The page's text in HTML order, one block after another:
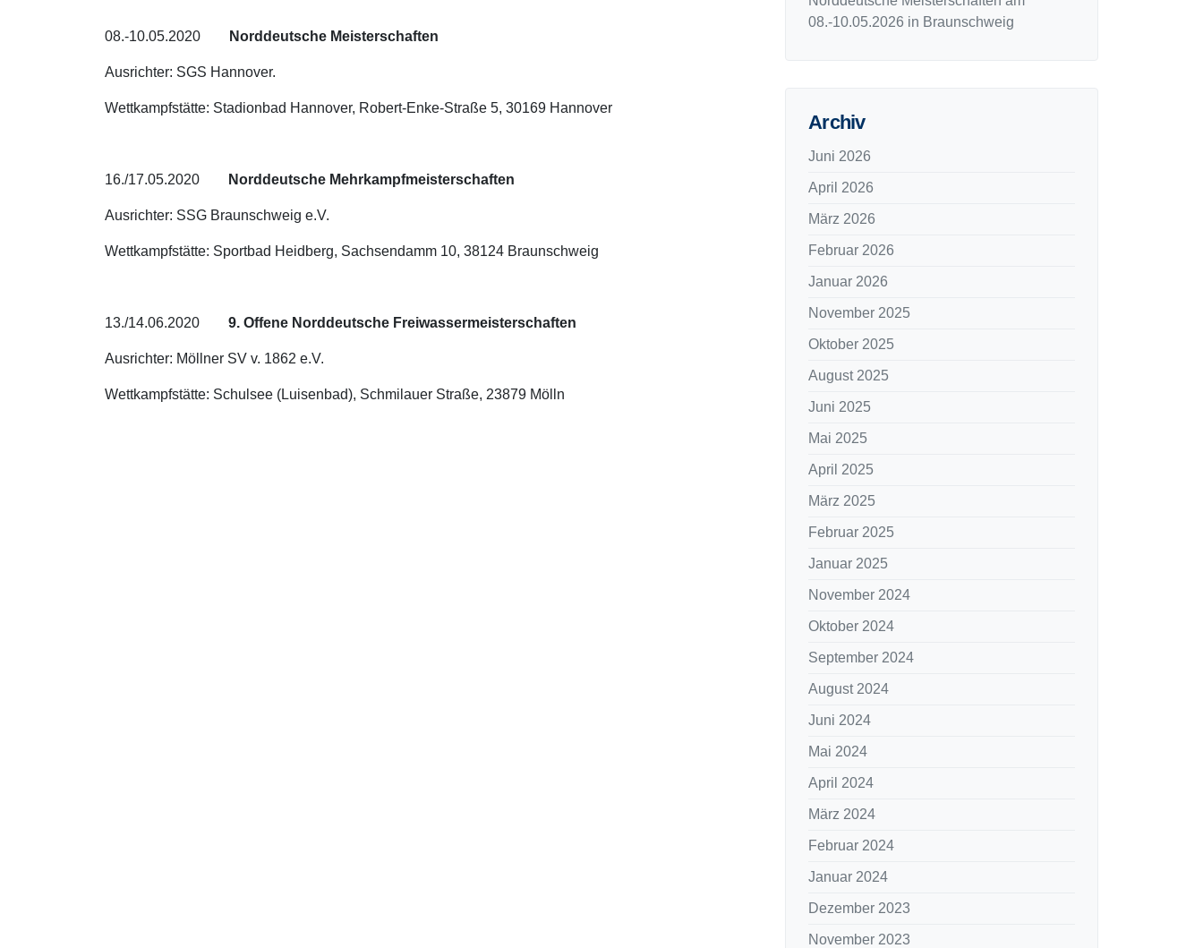
08.-10.05.2020 Norddeutsche Meisterschaften
Ausrichter: SGS Hannover.
Wettkampfstätte: Stadionbad Hannover, Robert-Enke-Straße 5, 30169 Hannover
16./17.05.2020 Norddeutsche Mehrkampfmeisterschaften
Ausrichter: SSG Braunschweig e.V.
Wettkampfstätte: Sportbad Heidberg, Sachsendamm 10, 38124 Braunschweig
13./14.06.2020 9. Offene Norddeutsche Freiwassermeisterschaften
Ausrichter: Möllner SV v. 1862 e.V.
Wettkampfstätte: Schulsee (Luisenbad), Schmilauer Straße, 23879 Mölln
08.-10.05.2026 in Braunschweig
Archiv
Juni 2026
April 2026
März 2026
Februar 2026
Januar 2026
November 2025
Oktober 2025
August 2025
Juni 2025
Mai 2025
April 2025
März 2025
Februar 2025
Januar 2025
November 2024
Oktober 2024
September 2024
August 2024
Juni 2024
Mai 2024
April 2024
März 2024
Februar 2024
Januar 2024
Dezember 2023
November 2023